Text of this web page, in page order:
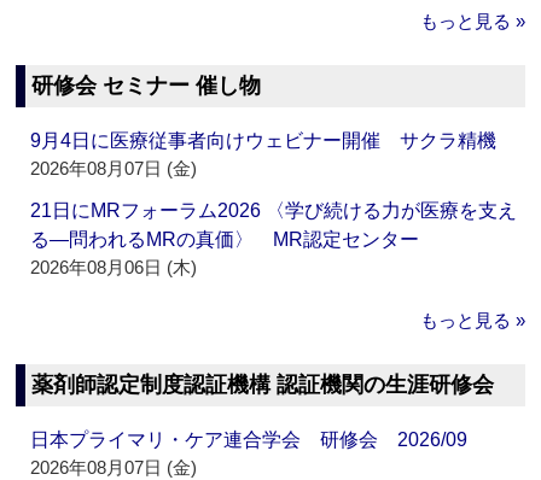
もっと見る »
研修会 セミナー 催し物
9月4日に医療従事者向けウェビナー開催 サクラ精機
2026年08月07日 (金)
21日にMRフォーラム2026 〈学び続ける力が医療を支え
る―問われるMRの真価〉 MR認定センター
2026年08月06日 (木)
もっと見る »
薬剤師認定制度認証機構 認証機関の生涯研修会
日本プライマリ・ケア連合学会 研修会 2026/09
2026年08月07日 (金)